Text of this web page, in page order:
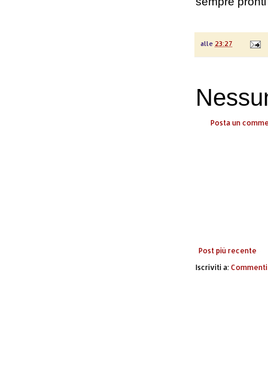
alle 23:27
Posta un
Post più recente
Iscriviti a: